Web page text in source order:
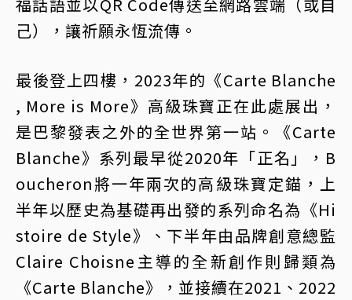
己），讓祈願永恆流傳。
最後登上四樓，2023年的《Carte Blanche
, More is More》高級珠寶正在此處展出，
是巴黎發表之外的全世界第一站。《Carte
Blanche》系列最早從2020年「正名」，B
oucheron將一年兩次的高級珠寶定錨，上
半年以歷史為基礎再出發的系列命名為《Hi
stoire de Style》、下半年由品牌創意總監
Claire Choisne主導的全新創作則歸類為
《Carte Blanche》，並接續在2021、2022